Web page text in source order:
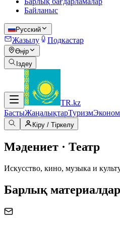
Байланыс
Русский
Жазылу Подкастар
Өңір
Іздеу
TR.kz
БастыЖаңалықтарТуризм
Кіру / Тіркелу
Мәдениет · Театр
Искусство, кино, музыка и
Барлық